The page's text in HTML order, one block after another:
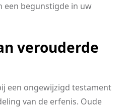
een begunstigde in uw
verouderde
een ongewijzigd testament
van de erfenis. Oude